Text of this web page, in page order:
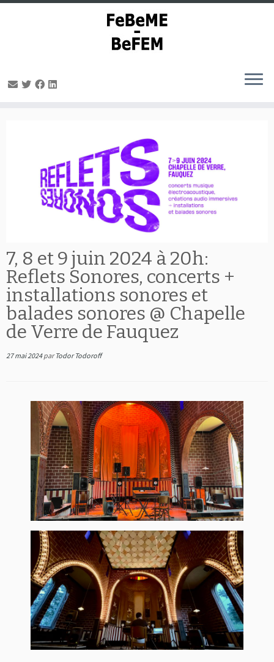
7, 8 et 9 juin 2024 à 20h:
Reflets Sonores, concerts +
installations sonores et
balades sonores @ Chapelle
de Verre de Fauquez
27 mai 2024 parTodor Todoroff